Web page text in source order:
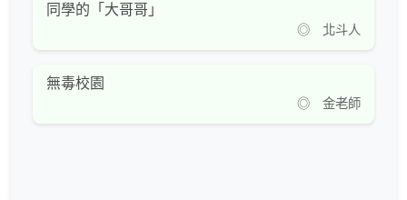
同學的「大哥哥」
◎ 北斗人
無毒校園
◎ 金老師